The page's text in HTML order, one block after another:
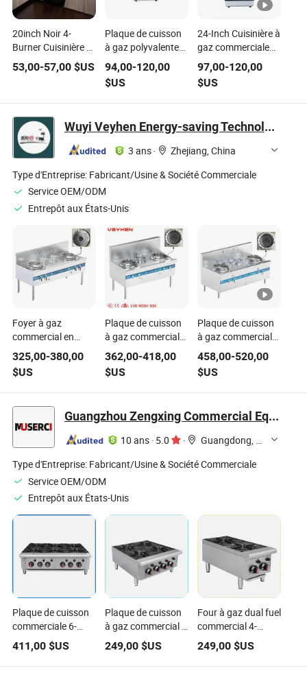
20inch Noir 4-
Burner Cuisinière à
gaz autonome pour
usage commercial
53,00-57,00 $US
Plaque de cuisson
à gaz polyvalente
pour cuisines
domestiques et
commerciales
94,00-120,00
$US
24-Inch Cuisinière à
gaz commerciale
avec design à porte
en verre pleine
97,00-120,00
$US
Wuyi Veyhen Energy-saving Technology Co., Ltd.
3 ans·
Zhejiang, China
Type d'Entreprise: Fabricant/Usine & Société Commerciale
Service OEM/ODM
Entrepôt aux États-Unis
Foyer à gaz
commercial en
acier inoxydable
robuste pour la
cuisine
professionnelle
325,00-380,00
$US
Plaque de cuisson
à gaz commerciale
à double anneau en
acier inoxydable
économe en
énergie pour hôtels
362,00-418,00
$US
Plaque de cuisson
à gaz commercial
économe en
énergie avec des
caractéristiques
personnalisables
458,00-520,00
$US
Guangzhou Zengxing Commercial Equipment Manufacturing Co., Ltd.
10 ans · 5.0 ·
Guangdong, China
Type d'Entreprise: Fabricant/Usine & Société Commerciale
Service OEM/ODM
Entrepôt aux États-Unis
Plaque de cuisson
commerciale 6-
Burner avec double
friteuse profonde
411,00 $US
Plaque de cuisson
à gaz commercial 4
avec fonction de
sécurité
d'extinction de
249,00$US
Four à gaz dual fuel
commercial 4-
Burner pour
restaurants
249,00$US